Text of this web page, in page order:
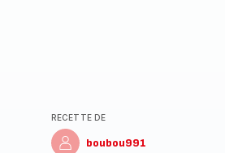
RECETTE DE
boubou991